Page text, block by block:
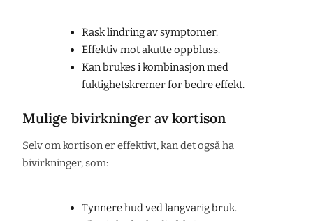
Rask lindring av symptomer.
Effektiv mot akutte oppbluss.
Kan brukes i kombinasjon med
fuktighetskremer for bedre effekt.
Mulige bivirkninger av kortison
Selv om kortison er effektivt, kan det også ha
bivirkninger, som:
Tynnere hud ved langvarig bruk.